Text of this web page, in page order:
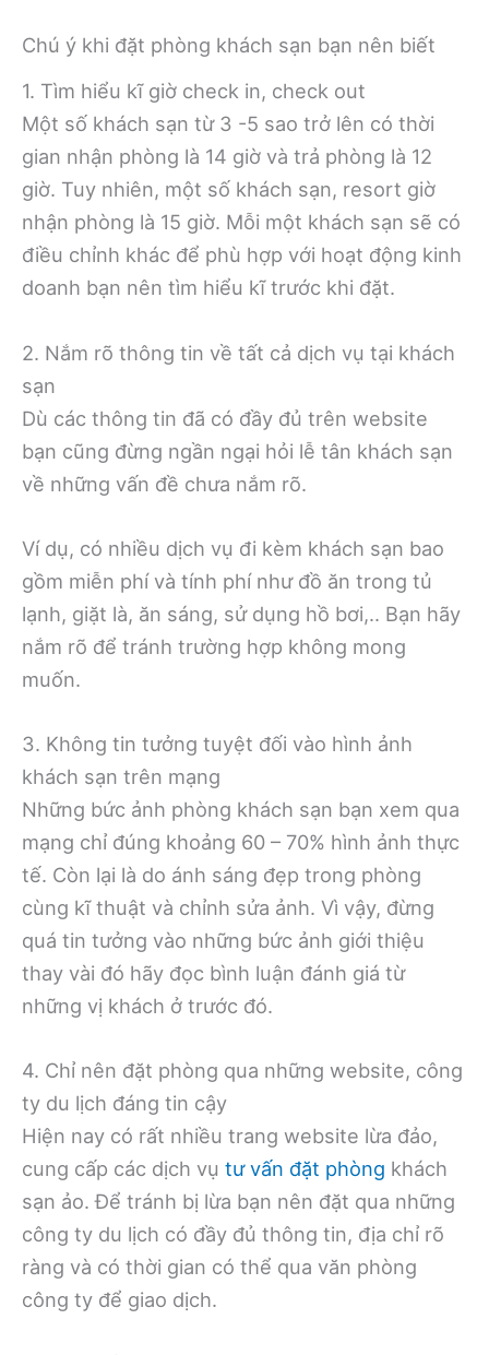
Chú ý khi đặt phòng khách sạn bạn nên biết
1. Tìm hiểu kĩ giờ check in, check out
Một số khách sạn từ 3 -5 sao trở lên có thời
gian nhận phòng là 14 giờ và trả phòng là 12
giờ. Tuy nhiên, một số khách sạn, resort giờ
nhận phòng là 15 giờ. Mỗi một khách sạn sẽ có
điều chỉnh khác để phù hợp với hoạt động kinh
doanh bạn nên tìm hiểu kĩ trước khi đặt.
2. Nắm rõ thông tin về tất cả dịch vụ tại khách
sạn
Dù các thông tin đã có đầy đủ trên website
bạn cũng đừng ngần ngại hỏi lễ tân khách sạn
về những vấn đề chưa nắm rõ.
Ví dụ, có nhiều dịch vụ đi kèm khách sạn bao
gồm miễn phí và tính phí như đồ ăn trong tủ
lạnh, giặt là, ăn sáng, sử dụng hồ bơi,.. Bạn hãy
nắm rõ để tránh trường hợp không mong
muốn.
3. Không tin tưởng tuyệt đối vào hình ảnh
khách sạn trên mạng
Những bức ảnh phòng khách sạn bạn xem qua
mạng chỉ đúng khoảng 60 – 70% hình ảnh thực
tế. Còn lại là do ánh sáng đẹp trong phòng
cùng kĩ thuật và chỉnh sửa ảnh. Vì vậy, đừng
quá tin tưởng vào những bức ảnh giới thiệu
thay vài đó hãy đọc bình luận đánh giá từ
những vị khách ở trước đó.
4. Chỉ nên đặt phòng qua những website, công
ty du lịch đáng tin cậy
Hiện nay có rất nhiều trang website lừa đảo,
cung cấp các dịch vụ tư vấn đặt phòng khách
sạn ảo. Để tránh bị lừa bạn nên đặt qua những
công ty du lịch có đầy đủ thông tin, địa chỉ rõ
ràng và có thời gian có thể qua văn phòng
công ty để giao dịch.